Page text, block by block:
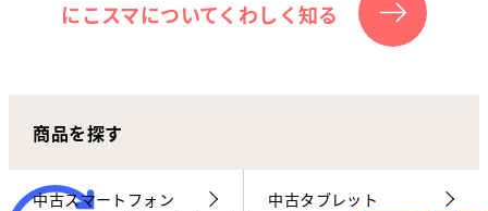
お客さまの声
にこスマ通信
マイページ
にこスマについてくわしく知る
商品を探す
中古スマートフォン 中古タブレット